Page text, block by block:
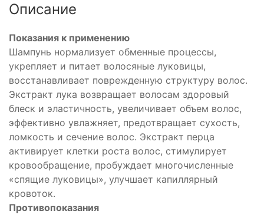
Описание
Показания к применению
Шампунь нормализует обменные процессы,
укрепляет и питает волосяные луковицы,
восстанавливает поврежденную структуру волос.
Экстракт лука возвращает волосам здоровый
блеск и эластичность, увеличивает объем волос,
эффективно увлажняет, предотвращает сухость,
ломкость и сечение волос. Экстракт перца
активирует клетки роста волос, стимулирует
кровообращение, пробуждает многочисленные
«спящие луковицы», улучшает капиллярный
кровоток.
Противопоказания